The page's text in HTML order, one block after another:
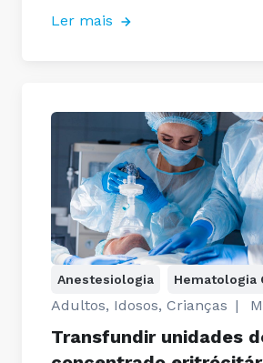
Ler mais
Anestesiologia Hematologia
Adultos, Idosos, Crianças |
Transfundir unidades